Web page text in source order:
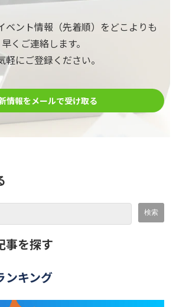
ベント情報（先着順）をどこよりも
早くご連絡します。
軽にご登録ください。
情報をメールで受け取る
事を探す
ンキング